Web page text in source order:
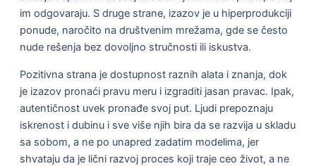
im odgovaraju. S druge strane, izazov je u hiperprodukciji
ponude, naročito na društvenim mrežama, gde se često
nude rešenja bez dovoljno stručnosti ili iskustva.
Pozitivna strana je dostupnost raznih alata i znanja, dok
je izazov pronaći pravu meru i izgraditi jasan pravac. Ipak,
autentičnost uvek pronađe svoj put. Ljudi prepoznaju
iskrenost i dubinu i sve više njih bira da se razvija u skladu
sa sobom, a ne po unapred zadatim modelima, jer
shvataju da je lični razvoj proces koji traje ceo život, a ne